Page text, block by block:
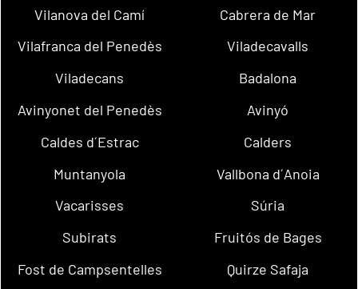
Vilanova del Camí
Cabrera de Mar
Vilafranca del Penedès
Viladecavalls
Viladecans
Badalona
Avinyonet del Penedès
Avinyó
Caldes d´Estrac
Calders
Muntanyola
Vallbona d´Anoia
Vacarisses
Súria
Subirats
Fruitós de Bages
Fost de Campsentelles
Quirze Safaja